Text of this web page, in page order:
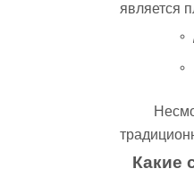
является
Какие